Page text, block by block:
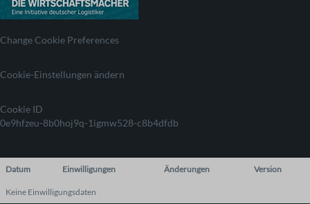
Change Cookie Preferences
Cookie-Einstellungen ändern
Cookie ID
0e9hfzeu-8b0hoj9q-1igmw528-c8b4dfdb
Datum Einwilligungen Änderungen Version
Keine Einwilligungsdaten